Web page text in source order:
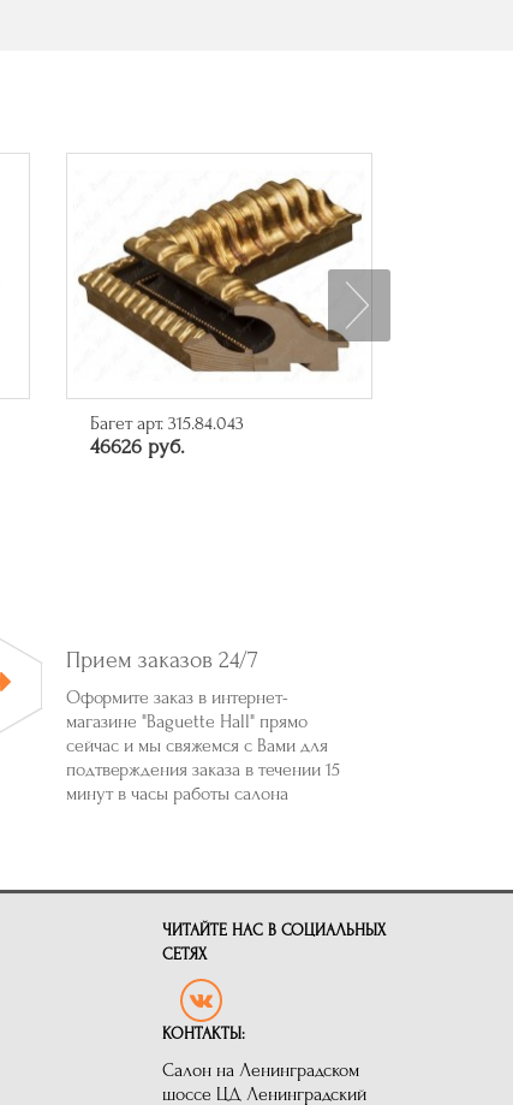
Багет арт. 315.84.043
46626 руб.
Прием заказов 24/7
Оформите заказ в интернет-
магазине "Baguette Hall" прямо
сейчас и мы свяжемся с Вами для
подтверждения заказа в течении 15
минут в часы работы салона
ЧИТАЙТЕ НАС В СОЦИАЛЬНЫХ
СЕТЯХ
КОНТАКТЫ:
Салон на Ленинградском
шоссе ЦД Ленинградский